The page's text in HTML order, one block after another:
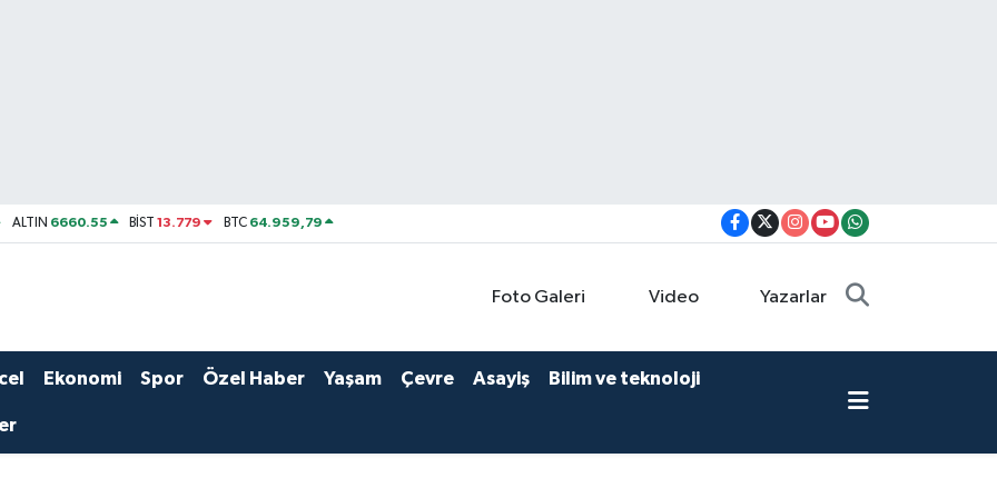
ALTIN 6660.55 BİST13.779 BTC 64.959,79
Foto Galeri Video Yazarlar
Ekonomi Spor Özel Haber Yaşam Çevre Asayiş Bilim ve teknoloji